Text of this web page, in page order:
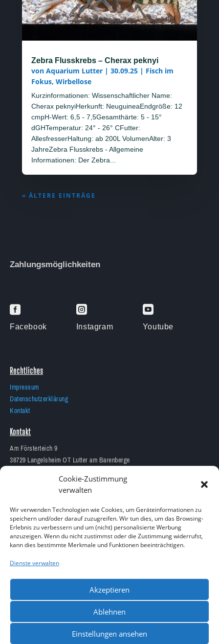
Cookie-Zustimmung
verwalten
Wir verwenden Technologien wie Cookies, um Geräteinformationen zu
speichern und/oder darauf zuzugreifen. Wir tun dies, um das Browsing-
Erlebnis zu verbessern und um (nicht) personalisierte Werbung
anzuzeigen. Wenn du nicht zustimmst oder die Zustimmung widerrufst,
kann dies bestimmte Merkmale und Funktionen beeinträchtigen.
Dienste verwalten
Akzeptieren
Ablehnen
Einstellungen ansehen
Zebra Flusskrebs – Cherax peknyi
von Aquarium Lutter| 30.09.25| Fisch im
Fokus, Wirbellose
Kurzinformationen: Wissenschaftlicher Name:
Cherax peknyiHerkunft: NeuguineaEndgröße: 12
cmpH-Wert: 6,5 - 7,5Gesamthärte: 5 - 15°
dGHTemperatur: 24° - 26° CFutter:
AllesfresserHaltung: ab 200L VolumenAlter: 3
JahreZebra Flusskrebs - Allgemeine
Informationen: Der Zebra...
« ÄLTERE EINTRÄGE
Zahlungsmöglichkeiten

Facebook

Instagram

Youtube
Rechtliches
Impressum
Datenschutzerklärung
Kontakt
Kontakt
Am Försterteich 9
38729 Langelsheim OT Lutter am Barenberge
info@aquarium-lutter.de
Copyright 2023 – Alle Rechte vorbehalten